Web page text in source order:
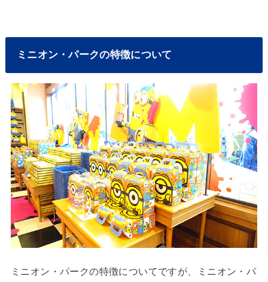
ミニオン・パークの特徴について
ミニオン・パークの特徴についてですが、ミニオン・パ